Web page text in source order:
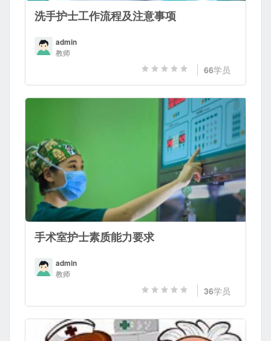
洗手护士工作流程及注意事项
admin
教师
66学员
手术室护士素质能力要求
admin
教师
36学员